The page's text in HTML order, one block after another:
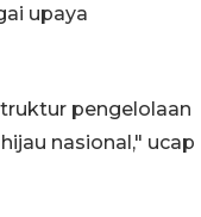
upaya
pengelolaan
nasional," ucap